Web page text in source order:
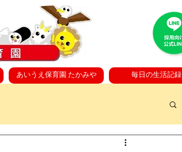
あいうえ保育園 たかみや 毎日の生活記録